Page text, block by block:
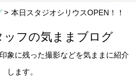
> 本日スタジオシリウスOPEN！！
ッフの気ままブログ
象に残った撮影などを気ままに紹介
します。